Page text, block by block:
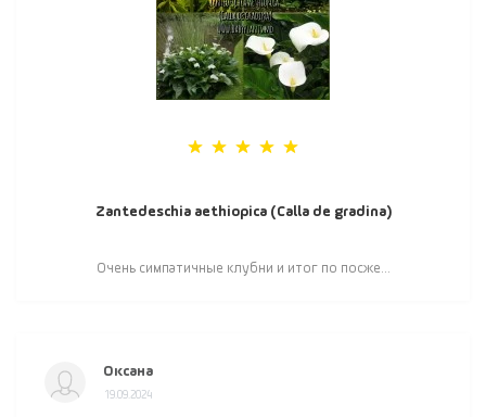
Zantedeschia aethiopica (Calla de gradina)
Очень симпатичные клубни и итог по посже...
Оксана
19.09.2024